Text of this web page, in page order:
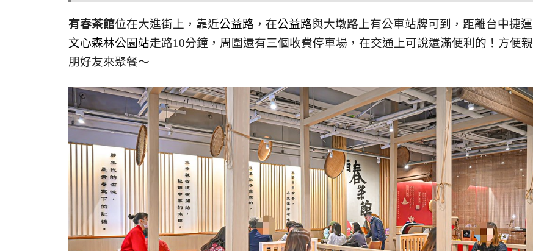
有春茶館位在大進街上，靠近公益路 ，在公益路與大墩路上有公車站牌可到，距離台中捷運
文心森林公園站走路10分鐘，周圍還有三個收費停車場，在交通上可說還滿便利的！方便親
朋好友來聚餐～